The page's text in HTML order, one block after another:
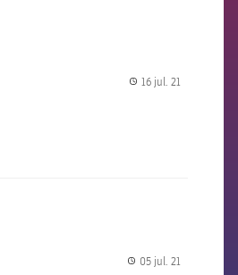
16 jul. 21
05 jul. 21